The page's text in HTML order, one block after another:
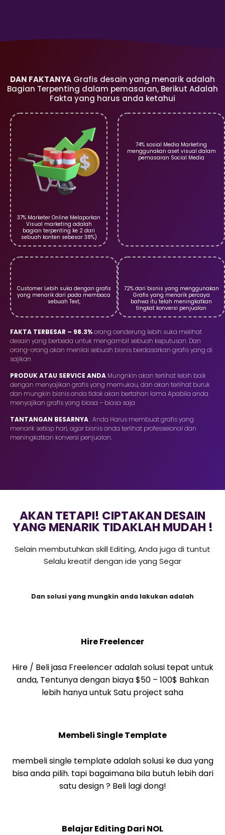
DAN FAKTANYA Grafis desain yang menarik adalah
Bagian Terpenting dalam pemasaran, Berikut Adalah
Fakta yang harus anda ketahui
37% Marketer Online Melaporkan
Visual marketing adalah
bagian terpenting ke 2 dari
sebuah konten sebesar 38%)
74% sosial Media Marketing
menggunakan aset visual dalam
pemasaran Social Media
Customer Lebih suka dengan grafis
yang menarik dari pada membaca
sebuah Text,
72% dari bisnis yang menggunakan
Grafis yang menarik percaya
bahwa itu telah meningkatkan
tingkat konversi penjualan
FAKTA TERBESAR – 98.3%orang cenderung lebih suka melihat
desain yang berbeda untuk mengambil sebuah keputusan. Dan
orang-orang akan menilai sebuah bisnis berdasarkan grafis yang di
sajikan
PRODUK ATAU SERVICE ANDA Mungnkin akan terlihat lebih baik
dengan menyajikan grafis yang memukau, dan akan terlihat buruk
dan mungkin bisnis anda tidak akan bertahan lama Apabila anda
menyajikan grafis yang biasa – biasa saja
TANTANGAN BESARNYA: Anda Harus membuat grafis yang
menarik setiap hari, agar bisnis anda terlihat professeional dan
meningkatkan konversi penjualan.
AKAN TETAPI! CIPTAKAN DESAIN
YANG MENARIK TIDAKLAH MUDAH !
Selain membutuhkan skill Editing, Anda juga di tuntut
Selalu kreatif dengan ide yang Segar
Dan solusi yang mungkin anda lakukan adalah
Hire Freelencer
Hire / Beli jasa Freelencer adalah solusi tepat untuk
anda, Tentunya dengan biaya $50 – 100$ Bahkan
lebih hanya untuk Satu project saha
Membeli Single Template
membeli single template adalah solusi ke dua yang
bisa anda pilih. tapi bagaimana bila butuh lebih dari
satu design ? Beli lagi dong!
Belajar Editing Dari NOL